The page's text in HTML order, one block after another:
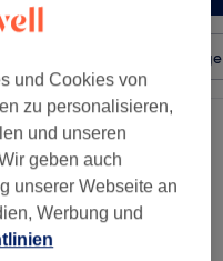
und Cookies von
zu personalisieren,
und unseren
geben auch
unserer Webseite an
Werbung und